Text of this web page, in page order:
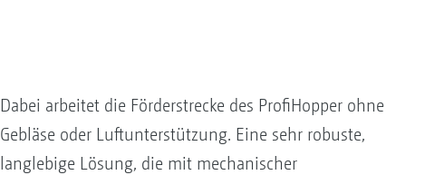
Dabei arbeitet die Förderstrecke des ProfiHopper ohne
Gebläse oder Luftunterstützung. Eine sehr robuste,
langlebige Lösung, die mit mechanischer